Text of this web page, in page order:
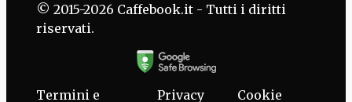
© 2015-2026 Caffebook.it - Tutti i diritti
riservati.
Termini e Privacy Cookie